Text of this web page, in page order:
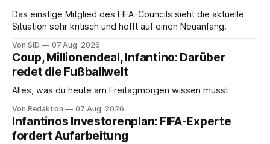
Das einstige Mitglied des FIFA-Councils sieht die aktuelle
Situation sehr kritisch und hofft auf einen Neuanfang.
Von SID 07 Aug. 2026
Coup, Millionendeal, Infantino: Darüber
redet die Fußballwelt
Alles, was du heute am Freitagmorgen wissen musst
Von Redaktion 07 Aug. 2026
Infantinos Investorenplan: FIFA-Experte
fordert Aufarbeitung